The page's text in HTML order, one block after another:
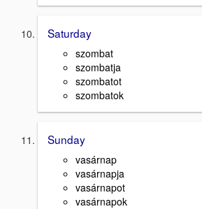
Saturday
szombat
szombatja
szombatot
szombatok
Sunday
vasárnap
vasárnapja
vasárnapot
vasárnapok